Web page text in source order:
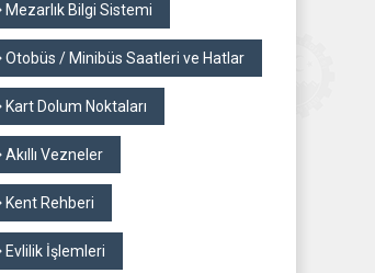
Mezarlık Bilgi Sistemi
Otobüs / Minibüs Saatleri ve Hatlar
Kart Dolum Noktaları
Akıllı Vezneler
Kent Rehberi
Evlilik İşlemleri